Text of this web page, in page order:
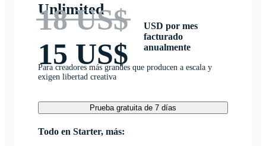
Unlimited
18 US$
15 US$
USD por mes
facturado
anualmente
Para creadores más grandes que producen a escala y
exigen libertad creativa
Prueba gratuita de 7 días
Todo en Starter, más: